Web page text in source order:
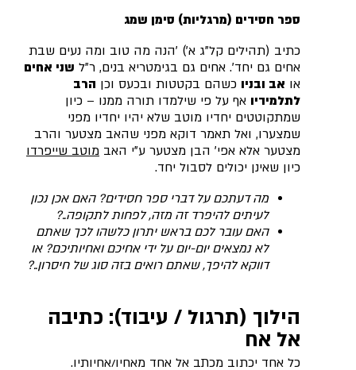
ספר חסידים (מרגליות) סימן שמג
כתיב (תהילים קל"ג א') 'הנה מה טוב ומה נעים שבת
אחים גם יחד'. אחים גם בגימטריא בנים, ר"ל שני אחים
או אב ובניו כשהם בקטטות ובכעס וכן הרב
לתלמידיו אף על פי שילמדו תורה ממנו – כיון
שמתקוטטים יחדיו מוטב שלא יהיו יחדיו מפני
שמצערו, ואל תאמר דוקא מפני שהאב מצטער והרב
מצטער אלא אפי' הבן מצטער ע"י האב מוטב שייפרדו
כיון שאינן יכולים לסבול יחד.
מה דעתכם על דברי ספר חסידים? האם אכן נכון
לעיתים להיפרד זה מזה, לפחות לתקופה..?
האם עובר לכם בראש יתרון כלשהו לכך שאתם
לא נמצאים יום-יום על ידי אחיכם ואחיותיכם? או
דווקא להיפך, שאתם רואים בזה סוג של חיסרון..?
הילוך (תרגול / עיבוד): כתיבה
אל אח
כל אחד יכתוב מכתב אל אחד מאחיו/אחיותיו.